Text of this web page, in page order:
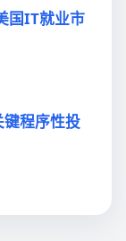
国IT就业市
程序性投